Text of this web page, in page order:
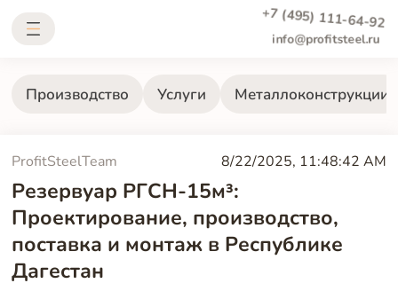
+7 (495) 111-64-92
info@profitsteel.ru
Производство Услуги Металлоконструкции
ProfitSteelTeam 8/22/2025, 11:48:42 AM
Резервуар РГСН-15м³:
Проектирование, производство,
поставка и монтаж в Республике
Дагестан